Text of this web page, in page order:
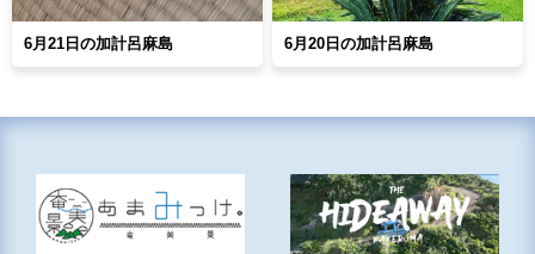
6月21日の加計呂麻島 6月20日の加計呂麻島